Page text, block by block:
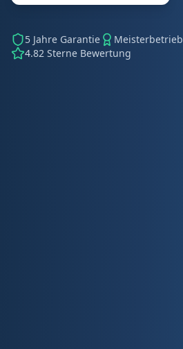
5 Jahre Garantie
Meisterbetrieb
4.82 Sterne Bewertung